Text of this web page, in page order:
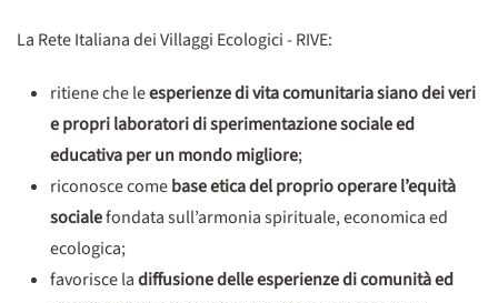
La Rete Italiana dei Villaggi Ecologici - RIVE:
ritiene che leesperienze di vita comunitaria siano dei veri
e propri laboratori di sperimentazione sociale ed
educativa per un mondo migliore;
riconosce comebase etica del proprio operare l’equità
socialefondata sull’armonia spirituale, economica ed
ecologica;
favorisce ladiffusione delle esperienze di comunità ed